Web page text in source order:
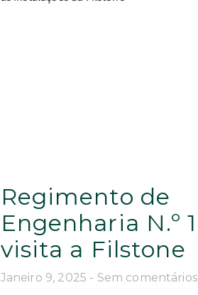
Regimento de
Engenharia N.º 1
visita a Filstone
Janeiro 9, 2025 Sem comentários